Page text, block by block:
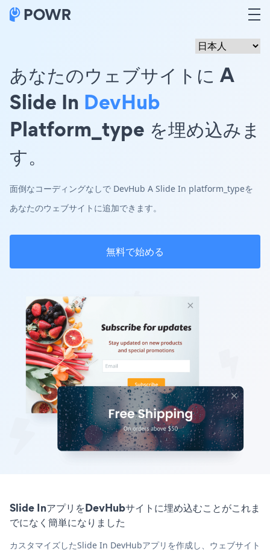
あなたのウェブサイトに A
Slide In DevHub
Platform_type を埋め込みま
す。
面倒なコーディングなしで DevHub A Slide In platform_typeを
あなたのウェブサイトに追加できます。
無料で始める
Slide InアプリをDevHubサイトに埋め込むことがこれま
でになく簡単になりました
カスタマイズしたSlide In DevHubアプリを作成し、ウェブサイト